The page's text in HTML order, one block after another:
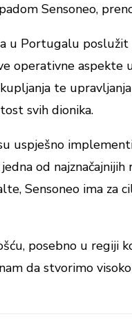
Sensoneo,
u Portugalu
operativne
te
svih dionika.
od
Sensoneo ima za
posebno u
da stvorimo